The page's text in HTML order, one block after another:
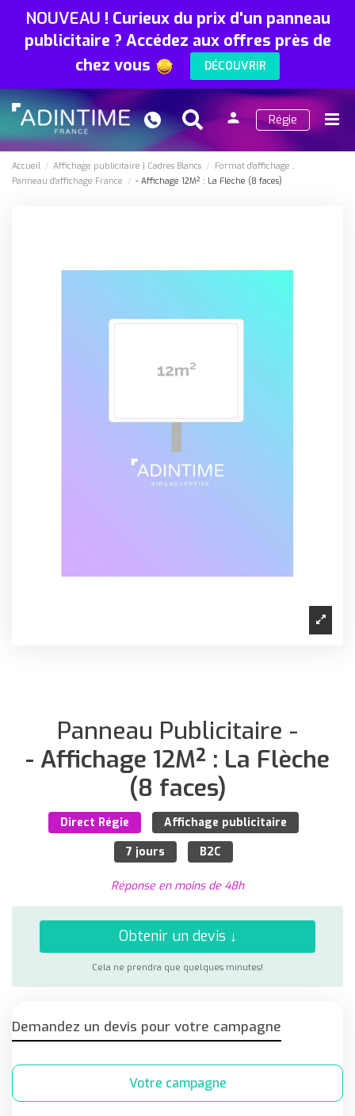
NOUVEAU ! Curieux du prix d'un panneau
publicitaire ? Accédez aux offres près de
chez vous
DÉCOUVRIR
Search
person
Régie
Accueil Affichage publicitaire Cadres Blancs
Format d'affichage
Panneau d'affichage France
- Affichage 12M² : La Flèche (8 faces)
Panneau Publicitaire -
- Affichage 12M² : La Flèche
(8 faces)
Direct Régie
Affichage publicitaire
7 jours
B2C
Réponse en moins de 48h
Obtenir un devis ↓
Cela ne prendra que quelques minutes!
Demandez un devis pour votre campagne
Votre campagne